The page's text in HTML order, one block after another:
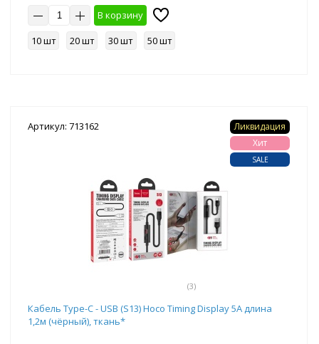
В корзину
10 шт
20 шт 30 шт 50 шт
Артикул: 713162
(3)
Ликвидация
Хит
SALE
Кабель Type-C - USB (S13) Hoco Timing Display 5А длина
1,2м (чёрный), ткань*